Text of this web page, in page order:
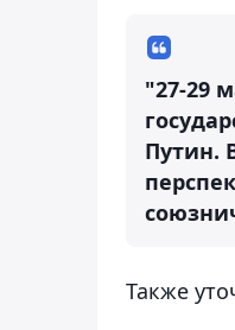
"27-29
Путин.
Также